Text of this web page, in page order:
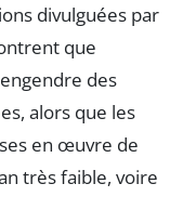
divulguées par
que
des
alors que les
en œuvre de
très faible, voire